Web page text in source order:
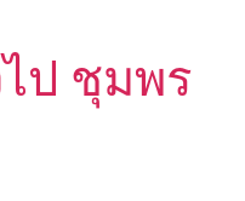
ป ชุมพร